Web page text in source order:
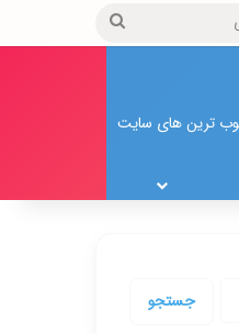
جستجو
ترین های سایت